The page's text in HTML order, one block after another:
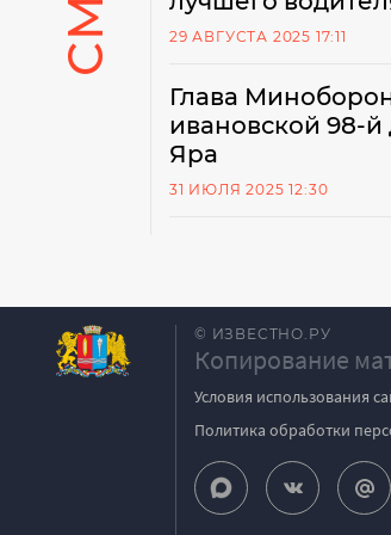
29 АВГУСТА 2025 17:11
Глава
ивановской 98-
Яра
31 ИЮЛЯ 2025 12:30
© ИЗВЕСТНО.РУ
Копирование
Условия использования
Политика обработки